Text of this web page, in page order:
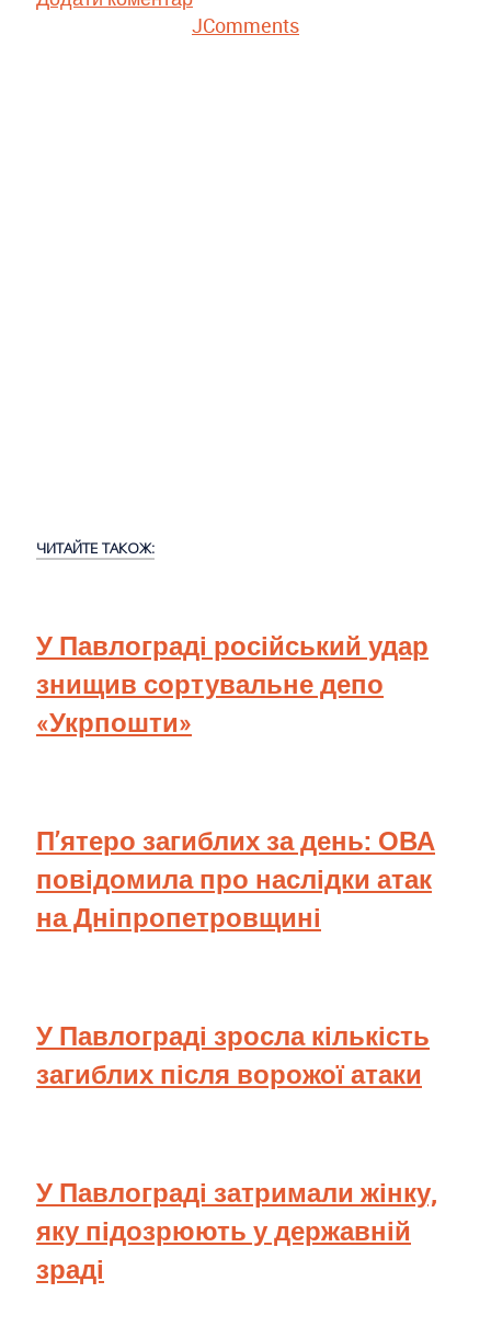
JComments
ЧИТАЙТЕ ТАКОЖ:
У Павлограді російський удар
знищив сортувальне депо
«Укрпошти»
П’ятеро загиблих за день: ОВА
повідомила про наслідки атак
на Дніпропетровщині
У Павлограді зросла кількість
загиблих після ворожої атаки
У Павлограді затримали жінку,
яку підозрюють у державній
зраді